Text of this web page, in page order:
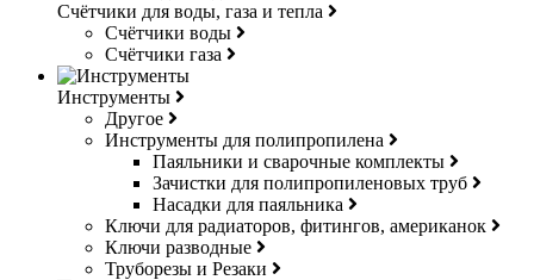
Счётчики для воды, газа и тепла
Счётчики воды
Счётчики газа
Инструменты
Другое
Инструменты для полипропилена
Паяльники и сварочные комплекты
Зачистки для полипропиленовых труб
Насадки для паяльника
Ключи для радиаторов, фитингов, американок
Ключи разводные
Труборезы и Резаки